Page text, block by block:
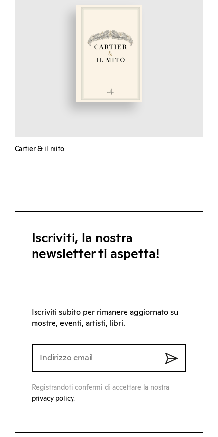
Cartier & il mito
Iscriviti, la nostra
newsletter ti aspetta!
Iscriviti subito per rimanere aggiornato su
mostre, eventi, artisti, libri.
Registrandoti confermi di accettare la nostra
privacy policy.